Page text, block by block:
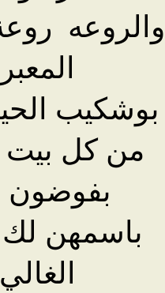
المعبر
من كل بيت
بفوضون
باسمهن لك
الغالي